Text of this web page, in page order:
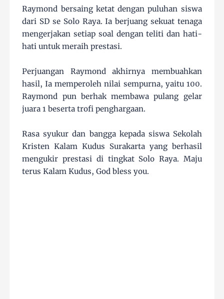
Raymond bersaing ketat dengan puluhan siswa
dari SD se Solo Raya. Ia berjuang sekuat tenaga
mengerjakan setiap soal dengan teliti dan hati-
hati untuk meraih prestasi.
Perjuangan Raymond akhirnya membuahkan
hasil, Ia memperoleh nilai sempurna, yaitu 100.
Raymond pun berhak membawa pulang gelar
juara 1 beserta trofi penghargaan.
Rasa syukur dan bangga kepada siswa Sekolah
Kristen Kalam Kudus Surakarta yang berhasil
mengukir prestasi di tingkat Solo Raya. Maju
terus Kalam Kudus, God bless you.